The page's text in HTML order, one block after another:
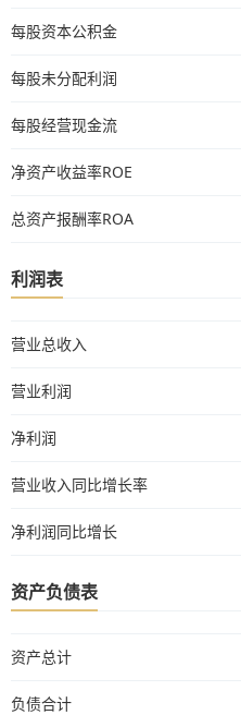
每股资本公积金
每股未分配利润
每股经营现金流
净资产收益率ROE
总资产报酬率ROA
利润表
营业总收入
营业利润
净利润
营业收入同比增长率
净利润同比增长
资产负债表
资产总计
负债合计